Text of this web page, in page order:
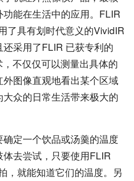
能在生活中的应用。FLIR
了具有划时代意义的VividIR
采用了FLIR 已获专利的
不仅仅可以测量出具体的
图像直观地看出某个区域
众的日常生活带来极大的
定一个饮品或汤羹的温度
去尝试，只要使用FLIR
，就能知道它们的温度。另